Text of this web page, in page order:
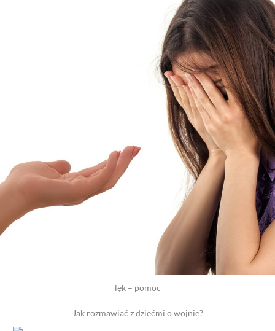
lęk – pomoc
Jak rozmawiać z dziećmi o wojnie?